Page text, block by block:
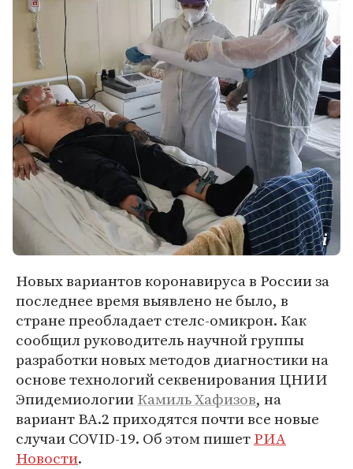
Новых вариантов коронавируса в России за
последнее время выявлено не было, в
стране преобладает стелс-омикрон. Как
сообщил руководитель научной группы
разработки новых методов диагностики на
основе технологий секвенирования ЦНИИ
ЭпидемиологииКамиль Хафизов, на
вариант BA.2 приходятся почти все новые
случаи COVID-19. Об этом пишетРИА
Новости.